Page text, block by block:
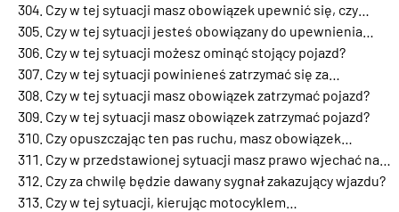
Czy w tej sytuacji masz obowiązek upewnić się, czy…
Czy w tej sytuacji jesteś obowiązany do upewnienia…
Czy w tej sytuacji możesz ominąć stojący pojazd?
Czy w tej sytuacji powinieneś zatrzymać się za…
Czy w tej sytuacji masz obowiązek zatrzymać pojazd?
Czy w tej sytuacji masz obowiązek zatrzymać pojazd?
Czy opuszczając ten pas ruchu, masz obowiązek…
Czy w przedstawionej sytuacji masz prawo wjechać na…
Czy za chwilę będzie dawany sygnał zakazujący wjazdu?
Czy w tej sytuacji, kierując motocyklem…